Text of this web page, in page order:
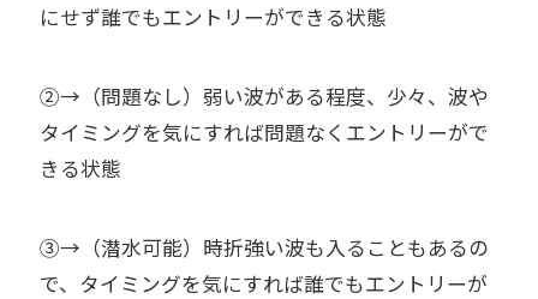
にせず誰でもエントリーができる状態
②→（問題なし）弱い波がある程度、少々、波や
タイミングを気にすれば問題なくエントリーがで
きる状態
③→（潜水可能）時折強い波も入ることもあるの
で、タイミングを気にすれば誰でもエントリーが